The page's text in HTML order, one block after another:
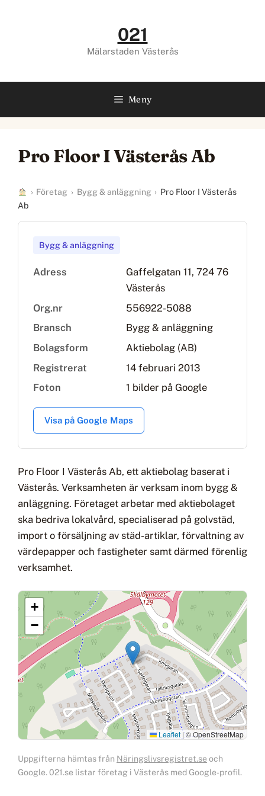
021
Mälarstaden Västerås
Meny
Pro Floor I Västerås Ab
› Företag › Bygg & anläggning › Pro Floor I Västerås
Ab
Bygg & anläggning
Adress
Gaffelgatan 11, 724 76
Västerås
Org.nr
556922-5088
Bransch
Bygg & anläggning
Bolagsform
Aktiebolag (AB)
Registrerat
14 februari 2013
Foton
1 bilder på Google
Visa på Google Maps
Pro Floor I Västerås Ab, ett aktiebolag baserat i
Västerås. Verksamheten är verksam inom bygg &
anläggning. Företaget arbetar med aktiebolaget
ska bedriva lokalvård, specialiserad på golvstäd,
import o försäljning av städ-artiklar, förvaltning av
värdepapper och fastigheter samt därmed förenlig
verksamhet.
+
−
Leaflet|© OpenStreetMap
Uppgifterna hämtas från Näringslivsregistret.se och
Google. 021.se listar företag i Västerås med Google-profil.